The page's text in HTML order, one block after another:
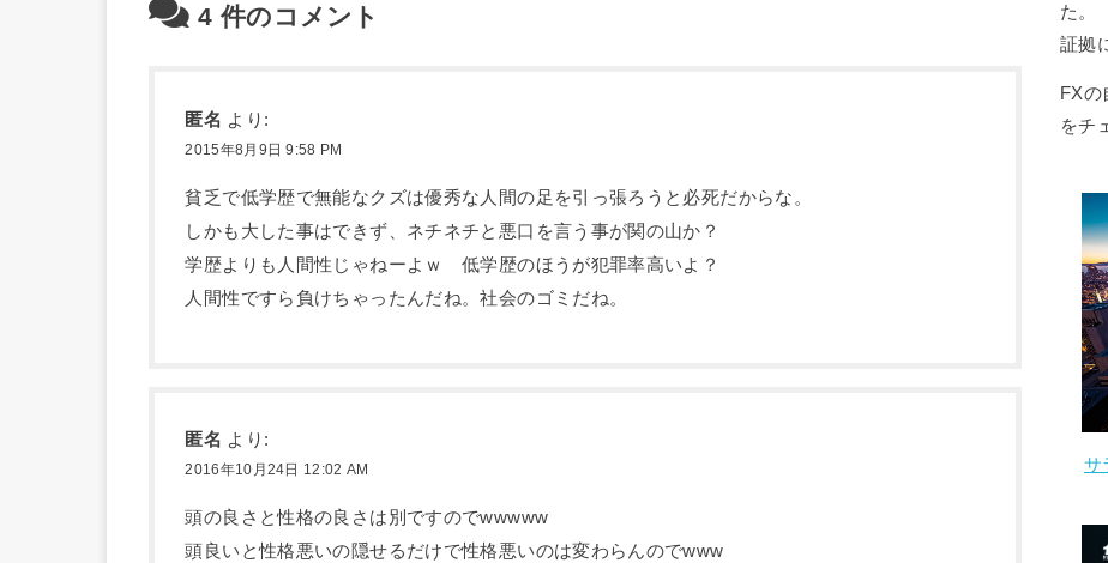
4 件のコメント
匿名 より:
2015年8月9日 9:58 PM
貧乏で低学歴で無能なクズは優秀な人間の足を引っ張ろうと必死だからな。
しかも大した事はできず、ネチネチと悪口を言う事が関の山か？
学歴よりも人間性じゃねーよｗ 低学歴のほうが犯罪率高いよ？
人間性ですら負けちゃったんだね。社会のゴミだね。
匿名 より:
2016年10月24日 12:02 AM
頭の良さと性格の良さは別ですのでwwwww
頭良いと性格悪いの隠せるだけで性格悪いのは変わらんのでwww
た。
証拠
FXの
をチ
サ